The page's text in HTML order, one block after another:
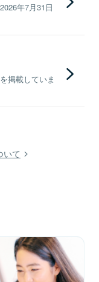
年7月31日
掲載していま
いて